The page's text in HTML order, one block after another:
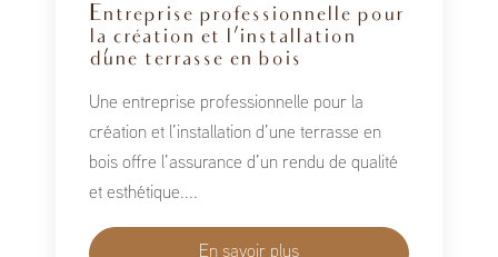
Entreprise professionnelle pour
la création et l’installation
d’une terrasse en bois
Une entreprise professionnelle pour la
création et l’installation d’une terrasse en
bois offre l’assurance d’un rendu de qualité
et esthétique....
En savoir plus